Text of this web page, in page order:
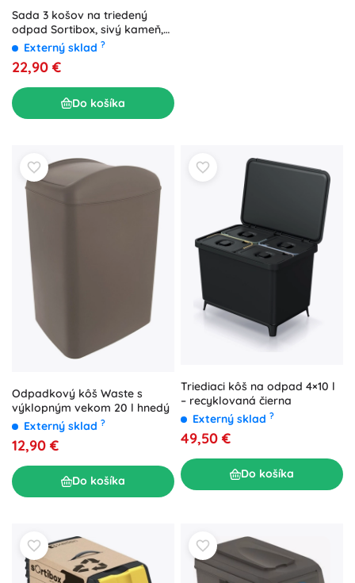
Sada 3 košov na triedený
odpad Sortibox, sivý kameň,
3×25 lExterný sklad ?
22,90 €
Do košíka
Odpadkový kôš Waste s
výklopným vekom 20 l hnedý
Externý sklad ?
12,90 €
Do košíka
Triediaci kôš na odpad 4×10 l
– recyklovaná čierna
Externý sklad ?
49,50 €
Do košíka